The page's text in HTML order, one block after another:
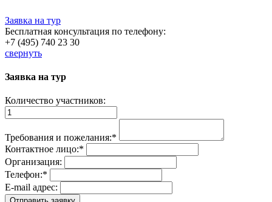
Заявка на тур
Бесплатная консультация по телефону:
+7 (495) 740 23 30
свернуть
Заявка на тур
Количество участников:
Требования и пожелания:*
Контактное лицо:*
Организация:
Телефон:*
E-mail адрес: